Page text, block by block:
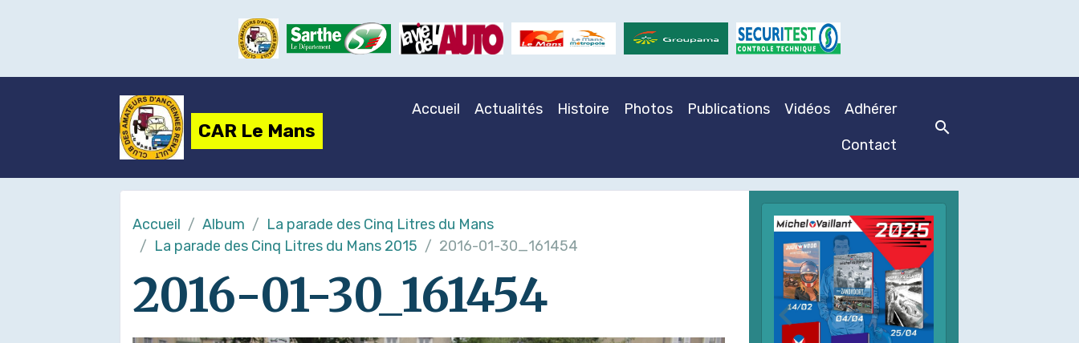
CAR Le Mans
Accueil Actualités Histoire Photos Publications Vidéos Adhérer
Contact
Accueil Album
La parade des Cinq Litres du Mans
La parade des Cinq Litres du Mans 2015
2016-01-30_161454
2016-01-30_161454